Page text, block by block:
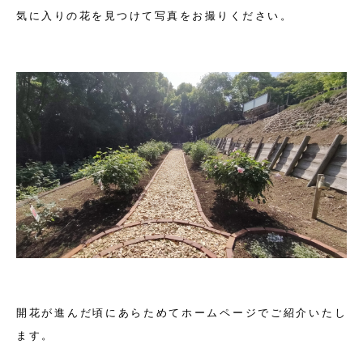
気に入りの花を見つけて写真をお撮りください。
開花が進んだ頃にあらためてホームページでご紹介いたし
ます。